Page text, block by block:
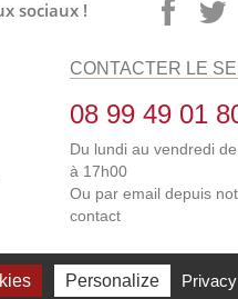
sociaux !
CONTACTER LE
08 99 49 01
Du lundi au vendredi
à 17h00
Ou par email depuis
contact
Personalize